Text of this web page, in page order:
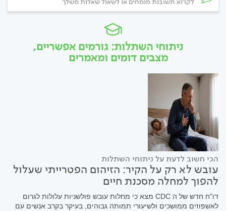
ניתוחי השתלות: גורמים אפשריים,
מצבים דומים ומאמרים
הכי חשוב לדעת על ניתוחי השתלות
עובש לא רק על הקיר: הזיהום הפטרייתי שעלול
להפוך למחלה מסכנת חיים
דו"ח חדש של ה CDC מצא כי מחלות עובש פולשניות עלולות לגרום
לאשפוזים ממושכים ולשיעורי תמותה גבוהים, בעיקר בקרב אנשים עם